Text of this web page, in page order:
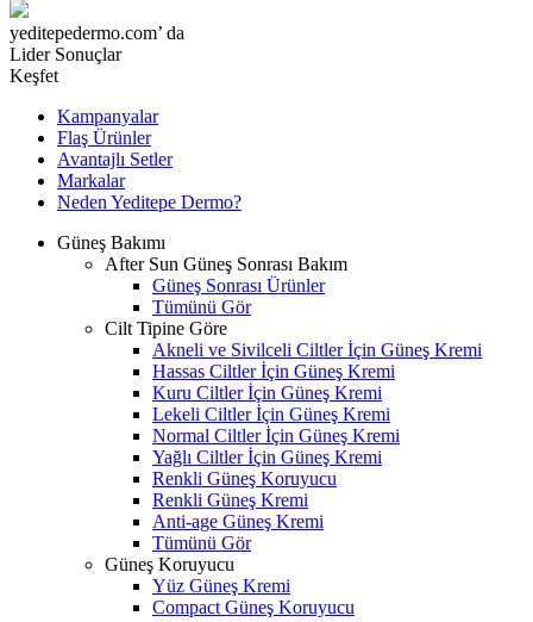
yeditepedermo.com’ da
Lider Sonuçlar
Keşfet
Kampanyalar
Flaş Ürünler
Avantajlı Setler
Markalar
Neden Yeditepe Dermo?
Güneş Bakımı
After Sun Güneş Sonrası Bakım
Güneş Sonrası Ürünler
Tümünü Gör
Cilt Tipine Göre
Akneli ve Sivilceli Ciltler İçin Güneş Kremi
Hassas Ciltler İçin Güneş Kremi
Kuru Ciltler İçin Güneş Kremi
Lekeli Ciltler İçin Güneş Kremi
Normal Ciltler İçin Güneş Kremi
Yağlı Ciltler İçin Güneş Kremi
Renkli Güneş Koruyucu
Renkli Güneş Kremi
Anti-age Güneş Kremi
Tümünü Gör
Güneş Koruyucu
Yüz Güneş Kremi
Compact Güneş Koruyucu